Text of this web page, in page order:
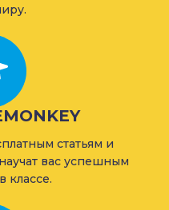
статьям и
вас успешным
классе.